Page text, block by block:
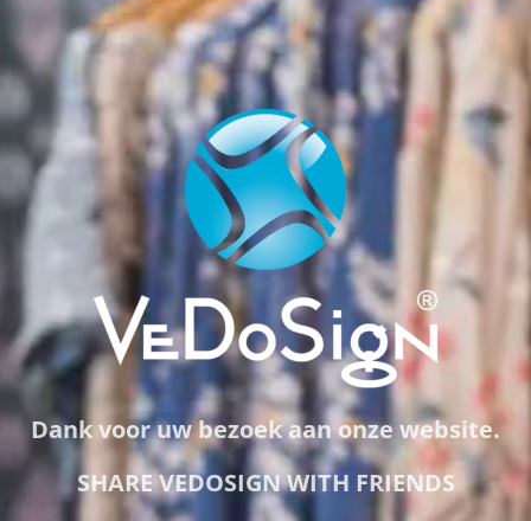
Dank voor uw bezoek aan onze website.
SHARE VEDOSIGN WITH FRIENDS